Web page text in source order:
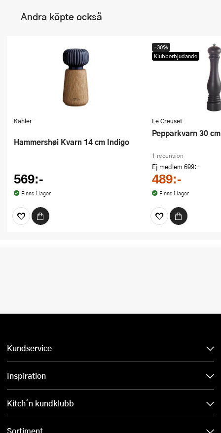
Andra köpte också
Kähler
Hammershøi Kvarn 14 cm Indigo
569:-
Finns i lager
Le Creuset
Pepparkvarn 30
1 recension
Ej medlem 699:-
489:-
Finns i lager
-30%
Klubberbjudande
Kundservice
Inspiration
Kitch´n kundklubb
Sortiment